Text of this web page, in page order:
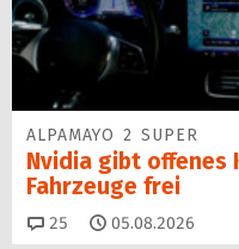
ALPAMAYO 2 SUPER
Nvidia gibt offenes
Fahrzeuge frei
25 Kommentare
05.08.2026